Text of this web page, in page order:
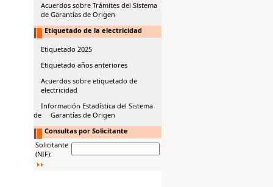
Acuerdos sobre Trámites del Sistema
de Garantías de Origen
Etiquetado de la electricidad
Etiquetado 2025
Etiquetado años anteriores
Acuerdos sobre etiquetado de
electricidad
Información Estadística del Sistema
de Garantías de Origen
Consultas por Solicitante
Solicitante
(NIF):